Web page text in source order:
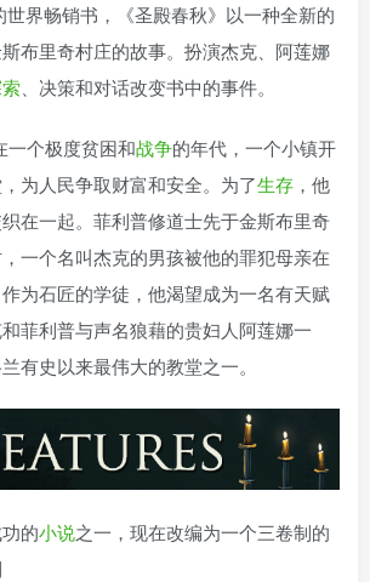
世界畅销书，《圣殿春秋》以一种全新的
布里奇村庄的故事。扮演杰克、阿莲娜
、决策和对话改变书中的事件。
一个极度贫困和战争的年代，一个小镇开
为人民争取财富和安全。为了生存 ，他
在一起。菲利普修道士先于金斯布里奇
一个名叫杰克的男孩被他的罪犯母亲在
为石匠的学徒，他渴望成为一名有天赋
菲利普与声名狼藉的贵妇人阿莲娜一
有史以来最伟大的教堂之一。
的小说之一，现在改编为一个三卷制的